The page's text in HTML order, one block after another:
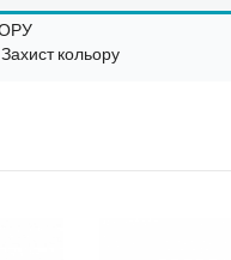
кольору